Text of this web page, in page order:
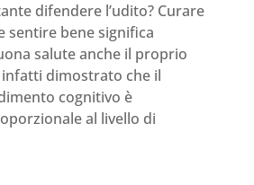
difendere l’udito? Curare
sentire bene significa
salute anche il proprio
infatti dimostrato che il
cognitivo è
al livello di